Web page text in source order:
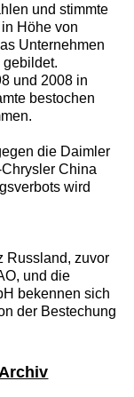
und stimmte
Höhe von
Unternehmen
gebildet.
und 2008 in
bestochen
die Daimler
China
wird
Russland, zuvor
und die
bekennen sich
der Bestechung